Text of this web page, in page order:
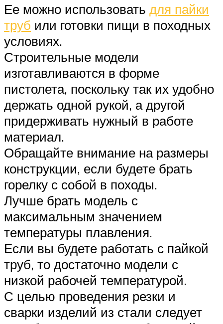
Ее можно использовать для пайки
труб или готовки пищи в походных
условиях.
Строительные модели
изготавливаются в форме
пистолета, поскольку так их удобно
держать одной рукой, а другой
придерживать нужный в работе
материал.
Обращайте внимание на размеры
конструкции, если будете брать
горелку с собой в походы.
Лучше брать модель с
максимальным значением
температуры плавления.
Если вы будете работать с пайкой
труб, то достаточно модели с
низкой рабочей температурой.
С целью проведения резки и
сварки изделий из стали следует